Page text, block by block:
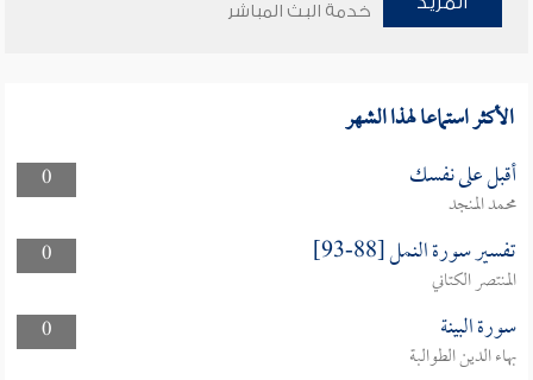
خدمة البث المباشر
الأكثر استماعا لهذا الشهر
0 أقبل على نفسك
محمد المنجد
0
تفسير سورة النمل [88-93]
المنتصر الكتاني
0
سورة البينة
بهاء الدين الطوالبة